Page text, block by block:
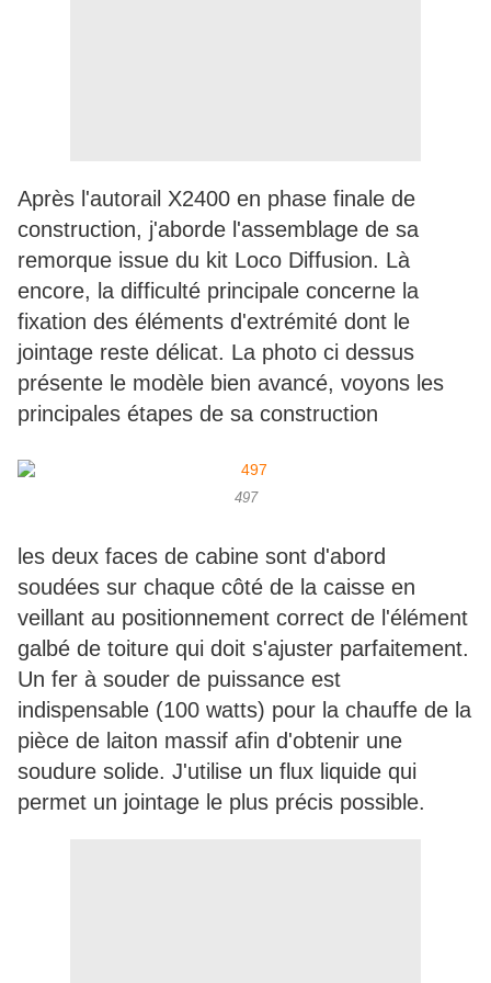
Après l'autorail X2400 en phase finale de
construction, j'aborde l'assemblage de sa
remorque issue du kit Loco Diffusion. Là
encore, la difficulté principale concerne la
fixation des éléments d'extrémité dont le
jointage reste délicat. La photo ci dessus
présente le modèle bien avancé, voyons les
principales étapes de sa construction
497
les deux faces de cabine sont d'abord
soudées sur chaque côté de la caisse en
veillant au positionnement correct de l'élément
galbé de toiture qui doit s'ajuster parfaitement.
Un fer à souder de puissance est
indispensable (100 watts) pour la chauffe de la
pièce de laiton massif afin d'obtenir une
soudure solide. J'utilise un flux liquide qui
permet un jointage le plus précis possible.